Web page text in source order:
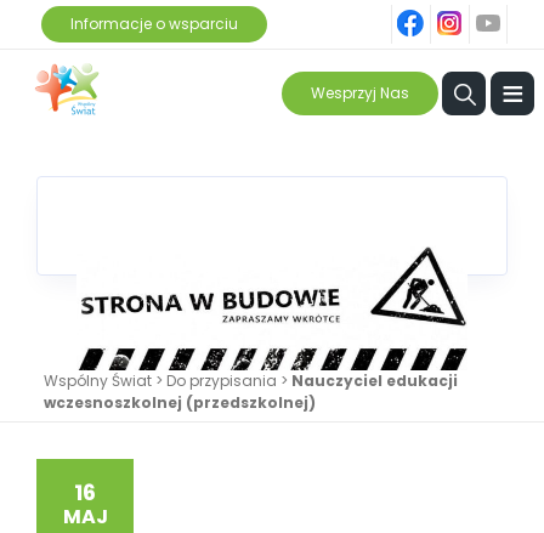
Informacje o wsparciu
ins
Wesprzyj Nas ≡
Wspólny Świat > Do przypisania > Nauczyciel edukacji
wczesnoszkolnej (przedszkolnej)
16
MAJ